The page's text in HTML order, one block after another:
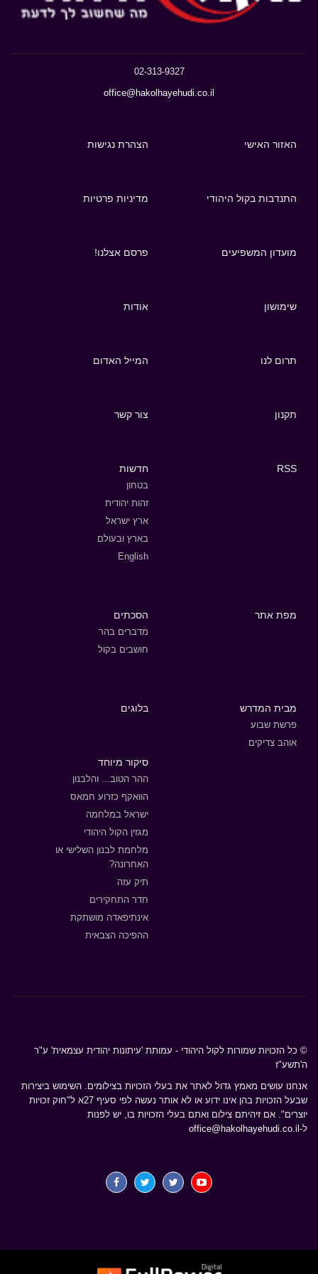
02-313-9327
office@hakolhayehudi.co.il
האזור האישי הצהרת נגישות
התנדבות בקול היהודי מדיניות פרטיות
מועדון המשפיעים פרסם אצלנו!
שימושון אודות
תרום לנו המייל האדום
תקנון צור קשר
RSS חדשות
בטחון
זהות יהודית
ארץ ישראל
בארץ ובעולם
English
מפת אתר הסכתים
מדברים בהר
חושבים בקול
מבית המדרש
פרשת שבוע
אוהב צדיקים
בלוגים
סיקור מיוחד
ההר הטוב... והלבנון
הוואקף כזרוע חמאס
ישראל במלחמה
מגזין הקול היהודי
מלחמת לבנון השלישי או
האחרונה?
תיק עזה
חדר התחקירים
אינתיפאדה מושתקת
ההפיכה הצבאית
© כל הזכויות שמורות לקול היהודי - עמותת 'עיתונות יהודית עצמאית' ע"ר
ה'תשע"ז
אנחנו עושים מאמץ גדול לאתר את בעלי הזכויות בצילומים. השימוש ביצירות
שבעל הזכויות בהן אינו ידוע או לא אותר נעשה לפי סעיף 27א ל"חוק זכויות
יוצרים". אם זיהיתם צילום ואתם בעלי הזכויות בו, יש לפנות
ל- office@hakolhayehudi.co.il